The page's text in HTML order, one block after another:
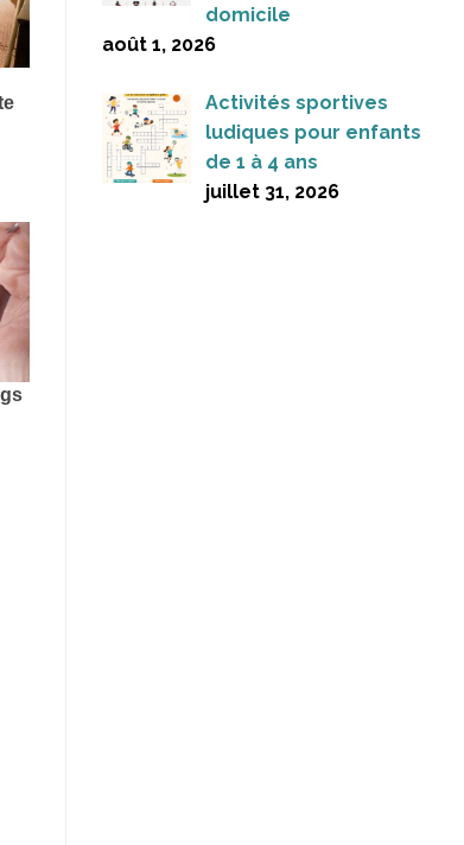
domicile
août 1, 2026
Activités sportives
ludiques pour enfants
de 1 à 4 ans
juillet 31, 2026